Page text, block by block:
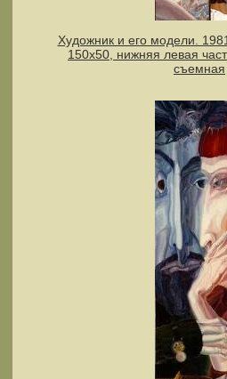
Художник и его модели.
150х50, нижняя левая
съемная